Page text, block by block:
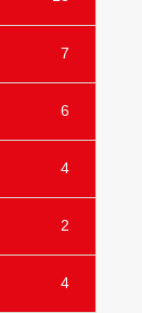
7
6
4
2
4